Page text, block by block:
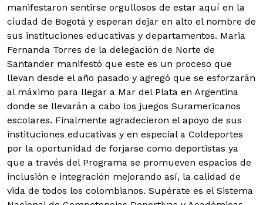
manifestaron sentirse orgullosos de estar aquí en la
ciudad de Bogotá y esperan dejar en alto el nombre de
sus instituciones educativas y departamentos. Maria
Fernanda Torres de la delegación de Norte de
Santander manifestó que este es un proceso que
llevan desde el año pasado y agregó que se esforzarán
al máximo para llegar a Mar del Plata en Argentina
donde se llevarán a cabo los juegos Suramericanos
escolares. Finalmente agradecieron el apoyo de sus
instituciones educativas y en especial a Coldeportes
por la oportunidad de forjarse como deportistas ya
que a través del Programa se promueven espacios de
inclusión e integración mejorando así, la calidad de
vida de todos los colombianos. Supérate es el Sistema